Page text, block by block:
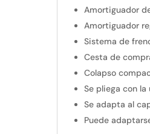
Amortiguador
Amortiguador
Sistema de
Cesta de
Colapso
Se pliega con
Se adapta al
Puede